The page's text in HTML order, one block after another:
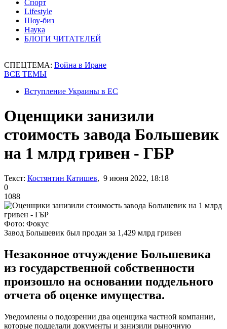
Спорт
Lifestyle
Шоу-биз
Наука
БЛОГИ ЧИТАТЕЛЕЙ
СПЕЦТЕМА: Война в Иране
ВСЕ ТЕМЫ
Вступление Украины в ЕС
Оценщики занизили
стоимость завода Большевик
на 1 млрд гривен - ГБР
Текст: Костянтин Катишев, 9 июня 2022, 18:18
0
1088
Фото: Фокус
Завод Большевик был продан за 1,429 млрд гривен
Незаконное отчуждение Большевика
из государственной собственности
произошло на основании поддельного
отчета об оценке имущества.
Уведомлены о подозрении два оценщика частной компании,
которые подделали документы и занизили рыночную